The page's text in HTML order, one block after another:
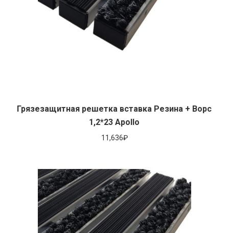
Грязезащитная решетка вставка Резина + Ворс
1,2*23 Apollo
11,636₽